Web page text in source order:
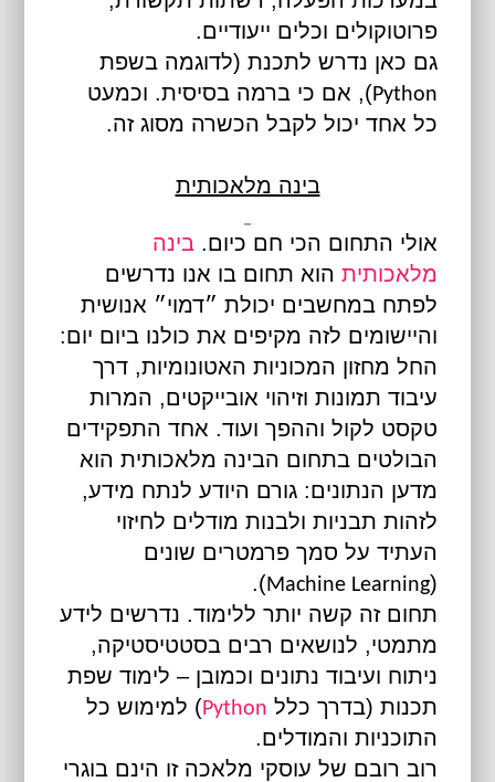
פרוטוקולים וכלים ייעודיים.
גם כאן נדרש לתכנת (לדוגמה בשפת
Python), אם כי ברמה בסיסית. וכמעט
כל אחד יכול לקבל הכשרה מסוג זה.
בינה מלאכותית
אולי התחום הכי חם כיום.בינה
מלאכותית הוא תחום בו אנו נדרשים
לפתח במחשבים יכולת ״דמוי״ אנושית
והיישומים לזה מקיפים את כולנו ביום יום:
החל מחזון המכוניות האטונומיות, דרך
עיבוד תמונות וזיהוי אובייקטים, המרות
טקסט לקול וההפך ועוד. אחד התפקידים
הבולטים בתחום הבינה מלאכותית הוא
מדען הנתונים: גורם היודע לנתח מידע,
לזהות תבניות ולבנות מודלים לחיזוי
העתיד על סמך פרמטרים שונים
(
Machine Learning
).
תחום זה קשה יותר ללימוד. נדרשים לידע
מתמטי, לנושאים רבים בסטטיסטיקה,
ניתוח ועיבוד נתונים וכמובן – לימוד שפת
תכנות (בדרך כלל Python) למימוש כל
התוכניות והמודלים.
רוב רובם של עוסקי מלאכה זו הינם בוגרי